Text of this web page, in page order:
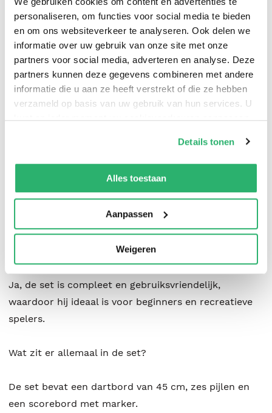
personaliseren, om functies voor social media te bieden
en om ons websiteverkeer te analyseren. Ook delen we
informatie over uw gebruik van onze site met onze
partners voor social media, adverteren en analyse. Deze
partners kunnen deze gegevens combineren met andere
informatie die u aan ze heeft verstrekt of die ze hebben
verzameld op basis van uw gebruik van hun services. U
kunt op ieder moment uw cookievoorkeuren aanpassen
We werken samen met42 derdendie uw gegevens
kunnen ontvangen en verwerken.
Details tonen
Alles toestaan
Aanpassen
Weigeren
Geschikt voor thuis en recreatief gebruik
Het Masterdarts Dartbord met Scorebord 45 cm
inclusief 6 pijlen en marker is ideaal voor gebruik in
de woonkamer, garage of hobbyruimte. Je hangt het
Of je nu solo traint of samen speelt, deze set biedt
volop mogelijkheden voor ontspanning en competitie.
Is deze dartset geschikt voor beginners?
Ja, de set is compleet en gebruiksvriendelijk,
waardoor hij ideaal is voor beginners en recreatieve
spelers.
Wat zit er allemaal in de set?
De set bevat een dartbord van 45 cm, zes pijlen en
een scorebord met marker.